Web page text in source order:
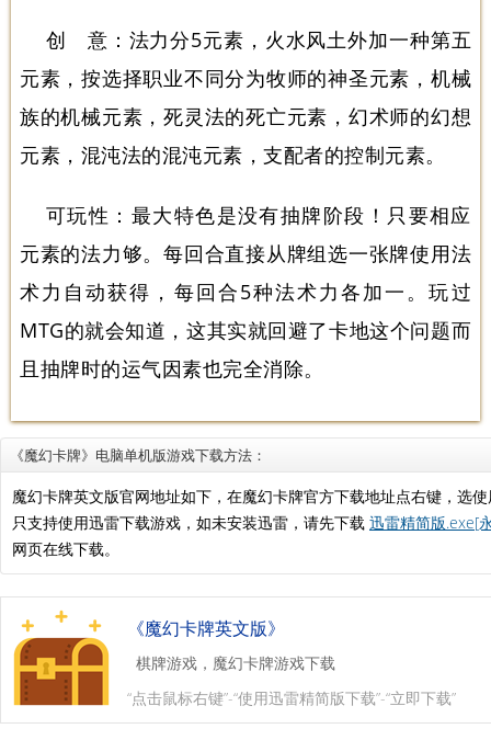
创 意：法力分5元素，火水风土外加一种第五
元素，按选择职业不同分为牧师的神圣元素，机械
族的机械元素，死灵法的死亡元素，幻术师的幻想
元素，混沌法的混沌元素，支配者的控制元素。
可玩性：最大特色是没有抽牌阶段！只要相应
元素的法力够。每回合直接从牌组选一张牌使用法
术力自动获得，每回合5种法术力各加一。玩过
MTG的就会知道，这其实就回避了卡地这个问题而
且抽牌时的运气因素也完全消除。
《魔幻卡牌》电脑单机版游戏下载方法：
魔幻卡牌英文版官网地址如下，在魔幻卡牌官方下载地址点右键，选
只支持使用迅雷下载游戏，如未安装迅雷，请先下载 迅雷精简版.exe[
网页在线下载。
《魔幻卡牌英文版》
棋牌游戏，魔幻卡牌游戏下载
“点击鼠标右键”-“使用迅雷精简版下载”-“立即下载”